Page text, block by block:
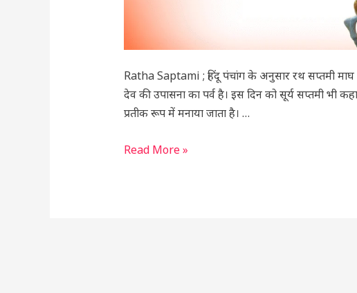
Ratha Saptami ; हिंदू पंचांग के अनुसार रथ सप्तमी
देव की उपासना का पर्व है। इस दिन को सूर्य सप्तमी भी
प्रतीक रूप में मनाया जाता है। …
Read More »